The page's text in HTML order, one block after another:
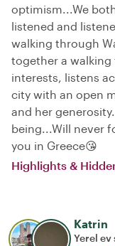
optimism...We
listened and
walking through
together a
interests, listens
city with an open
and her
being...Will never
you in Greece😘
Highlights &
Katrin
Yerel ev